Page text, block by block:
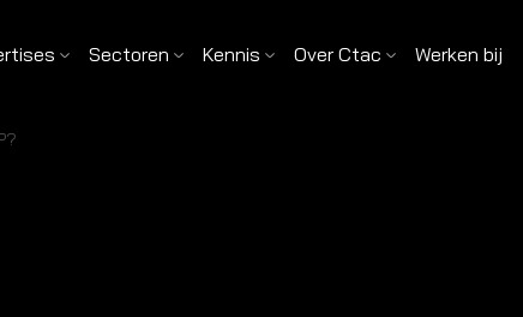
Sectoren Kennis Over Ctac Werken bij